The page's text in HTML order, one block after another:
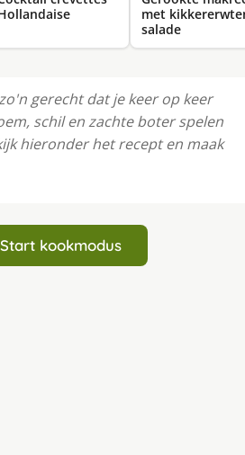
met
salade
gerecht dat je keer op keer
schil en zachte boter spelen
hieronder het recept en maak
Start kookmodus